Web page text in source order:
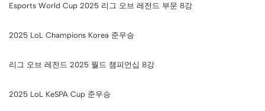
Esports World Cup 2025 리그 오브 레전드 부문 8강
2025 LoL Champions Korea 준우승
리그 오브 레전드 2025 월드 챔피언십 8강
2025 LoL KeSPA Cup 준우승